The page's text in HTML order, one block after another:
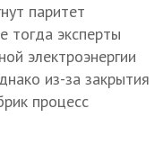
паритет
тогда эксперты
электроэнергии
из-за закрытия
процесс